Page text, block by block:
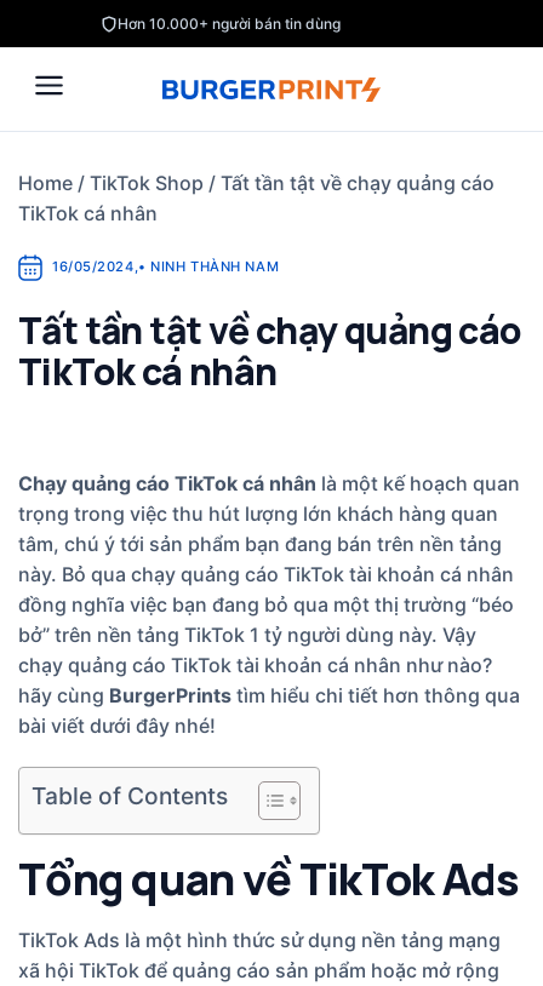
to
content
Hơn 10.000+ người bán tin dùng
Home / TikTok Shop / Tất tần tật về chạy quảng cáo
TikTok cá nhân
16/05/2024,• NINH THÀNH NAM
Tất tần tật về chạy quảng cáo
TikTok cá nhân
Chạy quảng cáo TikTok cá nhân là một kế hoạch quan
trọng trong việc thu hút lượng lớn khách hàng quan
tâm, chú ý tới sản phẩm bạn đang bán trên nền tảng
này. Bỏ qua chạy quảng cáo TikTok tài khoản cá nhân
đồng nghĩa việc bạn đang bỏ qua một thị trường “béo
bở” trên nền tảng TikTok 1 tỷ người dùng này. Vậy
chạy quảng cáo TikTok tài khoản cá nhân như nào?
hãy cùng BurgerPrints tìm hiểu chi tiết hơn thông qua
bài viết dưới đây nhé!
Table of Contents
Tổng quan về TikTok Ads
TikTok Ads là một hình thức sử dụng nền tảng mạng
xã hội TikTok để quảng cáo sản phẩm hoặc mở rộng